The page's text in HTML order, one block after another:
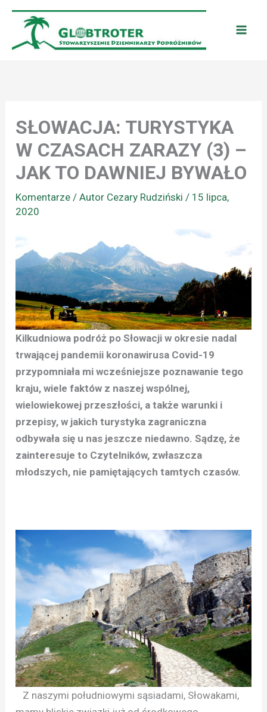
Przejdź
treści
SŁOWACJA: TURYSTYKA
W CZASACH ZARAZY (3) –
JAK TO DAWNIEJ BYWAŁO
Komentarze / Autor Cezary Rudziński/ 15 lipca,
2020
Kilkudniowa podróż po Słowacji w okresie nadal
trwającej pandemii koronawirusa Covid-19
przypomniała mi wcześniejsze poznawanie tego
kraju, wiele faktów z naszej wspólnej,
wielowiekowej przeszłości, a także warunki i
przepisy, w jakich turystyka zagraniczna
odbywała się u nas jeszcze niedawno. Sądzę, że
zainteresuje to Czytelników, zwłaszcza
młodszych, nie pamiętających tamtych czasów.
Z naszymi południowymi sąsiadami, Słowakami,